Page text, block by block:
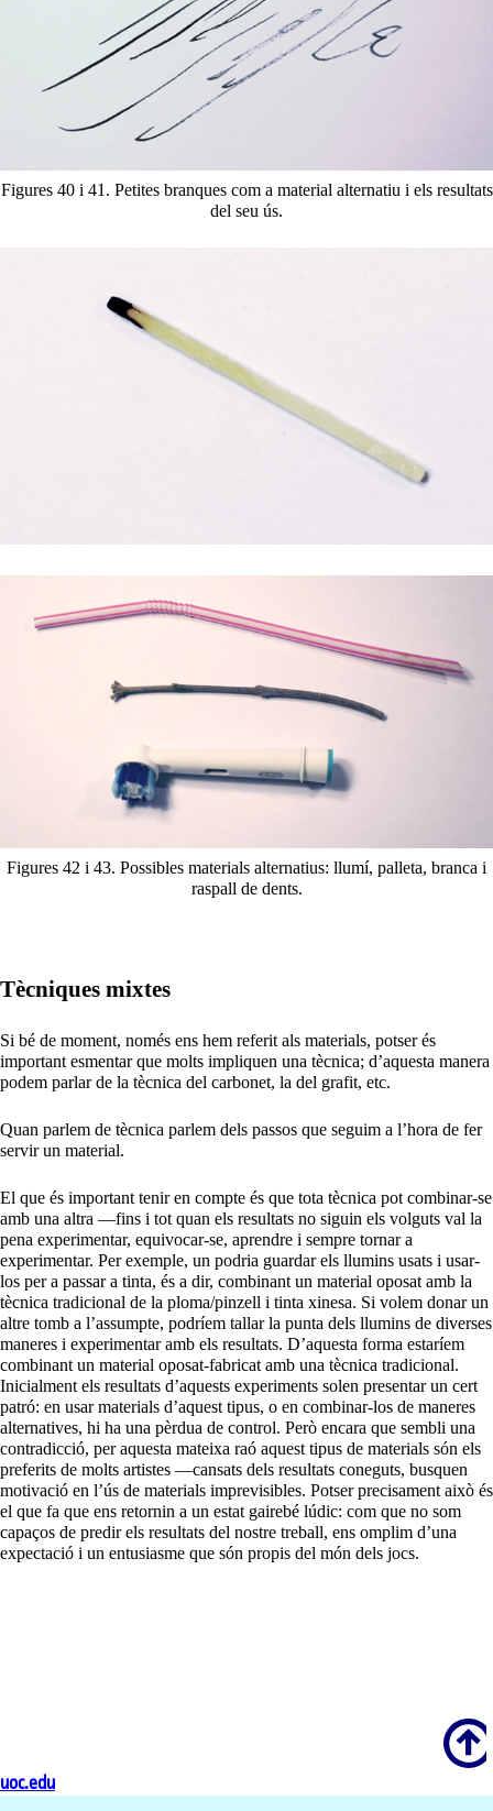
Figures 40 i 41. Petites branques com a material alternatiu i els resultats
del seu ús.
Figures 42 i 43. Possibles materials alternatius: llumí, palleta, branca i
raspall de dents.
Tècniques mixtes
Si bé de moment, només ens hem referit als materials, potser és
important esmentar que molts impliquen una tècnica; d’aquesta manera
podem parlar de la tècnica del carbonet, la del grafit, etc.
Quan parlem de tècnica parlem dels passos que seguim a l’hora de fer
servir un material.
El que és important tenir en compte és que tota tècnica pot combinar-se
amb una altra —fins i tot quan els resultats no siguin els volguts val la
pena experimentar, equivocar-se, aprendre i sempre tornar a
experimentar. Per exemple, un podria guardar els llumins usats i usar-
los per a passar a tinta, és a dir, combinant un material oposat amb la
tècnica tradicional de la ploma/pinzell i tinta xinesa. Si volem donar un
altre tomb a l’assumpte, podríem tallar la punta dels llumins de diverses
maneres i experimentar amb els resultats. D’aquesta forma estaríem
combinant un material oposat-fabricat amb una tècnica tradicional.
Inicialment els resultats d’aquests experiments solen presentar un cert
patró: en usar materials d’aquest tipus, o en combinar-los de maneres
alternatives, hi ha una pèrdua de control. Però encara que sembli una
contradicció, per aquesta mateixa raó aquest tipus de materials són els
preferits de molts artistes —cansats dels resultats coneguts, busquen
motivació en l’ús de materials imprevisibles. Potser precisament això és
el que fa que ens retornin a un estat gairebé lúdic: com que no som
capaços de predir els resultats del nostre treball, ens omplim d’una
expectació i un entusiasme que són propis del món dels jocs.
Scroll
uoc.edu